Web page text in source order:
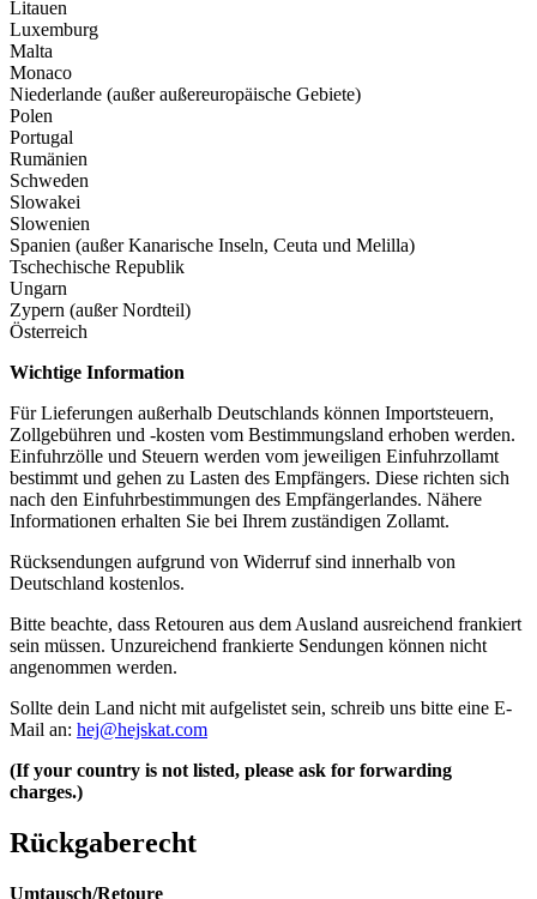
Litauen
Luxemburg
Malta
Monaco
Niederlande (außer außereuropäische Gebiete)
Polen
Portugal
Rumänien
Schweden
Slowakei
Slowenien
Spanien (außer Kanarische Inseln, Ceuta und Melilla)
Tschechische Republik
Ungarn
Zypern (außer Nordteil)
Österreich
Wichtige Information
Für Lieferungen außerhalb Deutschlands können Importsteuern,
Zollgebühren und -kosten vom Bestimmungsland erhoben werden.
Einfuhrzölle und Steuern werden vom jeweiligen Einfuhrzollamt
bestimmt und gehen zu Lasten des Empfängers. Diese richten sich
nach den Einfuhrbestimmungen des Empfängerlandes. Nähere
Informationen erhalten Sie bei Ihrem zuständigen Zollamt.
Rücksendungen aufgrund von Widerruf sind innerhalb von
Deutschland kostenlos.
Bitte beachte, dass Retouren aus dem Ausland ausreichend frankiert
sein müssen. Unzureichend frankierte Sendungen können nicht
angenommen werden.
Sollte dein Land nicht mit aufgelistet sein, schreib uns bitte eine E-
Mail an: hej@hejskat.com
(If your country is not listed, please ask for forwarding
charges.)
Rückgaberecht
Umtausch/Retoure